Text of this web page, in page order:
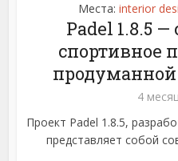
Места: interior
Padel 1.8.5
спортивное
продуманной
4
Проект Padel 1.8.5,
представляет собой